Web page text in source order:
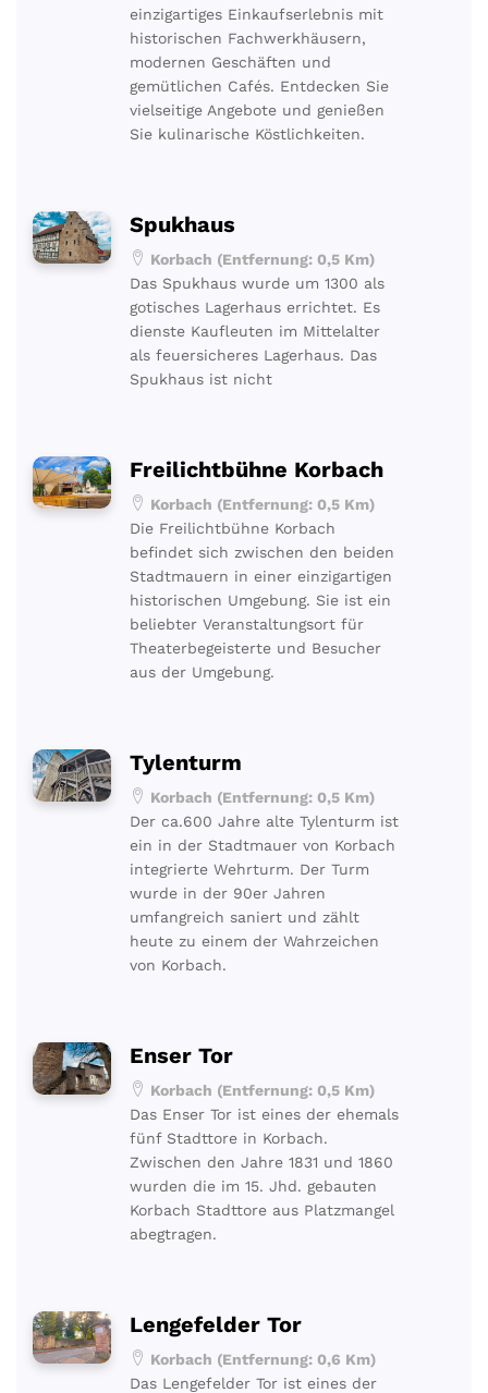
einzigartiges Einkaufserlebnis mit
historischen Fachwerkhäusern,
modernen Geschäften und
gemütlichen Cafés. Entdecken Sie
vielseitige Angebote und genießen
Sie kulinarische Köstlichkeiten.
Spukhaus
Korbach (Entfernung: 0,5 Km)
Das Spukhaus wurde um 1300 als
gotisches Lagerhaus errichtet. Es
dienste Kaufleuten im Mittelalter
als feuersicheres Lagerhaus. Das
Spukhaus ist nicht
Freilichtbühne Korbach
Korbach (Entfernung: 0,5 Km)
Die Freilichtbühne Korbach
befindet sich zwischen den beiden
Stadtmauern in einer einzigartigen
historischen Umgebung. Sie ist ein
beliebter Veranstaltungsort für
Theaterbegeisterte und Besucher
aus der Umgebung.
Tylenturm
Korbach (Entfernung: 0,5 Km)
Der ca.600 Jahre alte Tylenturm ist
ein in der Stadtmauer von Korbach
integrierte Wehrturm. Der Turm
wurde in der 90er Jahren
umfangreich saniert und zählt
heute zu einem der Wahrzeichen
von Korbach.
Enser Tor
Korbach (Entfernung: 0,5 Km)
Das Enser Tor ist eines der ehemals
fünf Stadttore in Korbach.
Zwischen den Jahre 1831 und 1860
wurden die im 15. Jhd. gebauten
Korbach Stadttore aus Platzmangel
abegtragen.
Lengefelder Tor
Korbach (Entfernung: 0,6 Km)
Das Lengefelder Tor ist eines der